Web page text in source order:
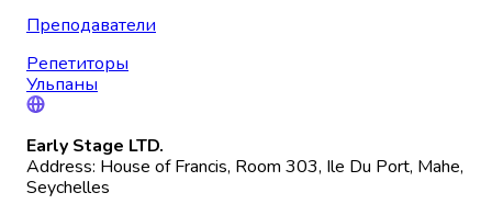
Преподаватели
Репетиторы
Ульпаны
Early Stage LTD.
Address: House of Francis, Room 303, Ile Du Port, Mahe,
Seychelles